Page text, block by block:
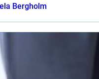
Bergholm